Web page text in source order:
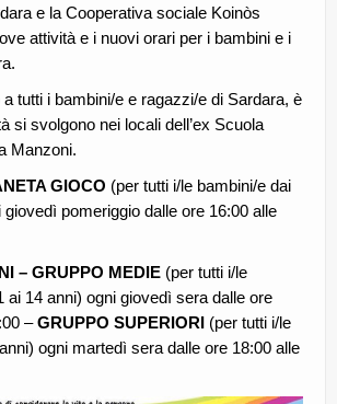
e la Cooperativa sociale Koinòs
attività e i nuovi orari per i bambini e i
tutti i bambini/e e ragazzi/e di Sardara, è
si svolgono nei locali dell’ex Scuola
Manzoni.
GIOCO (per tutti i/le bambini/e dai
giovedì pomeriggio dalle ore 16:00 alle
– GRUPPO MEDIE (per tutti i/le
ai 14 anni) ogni giovedì sera dalle ore
–GRUPPO SUPERIORI (per tutti i/le
ogni martedì sera dalle ore 18:00 alle